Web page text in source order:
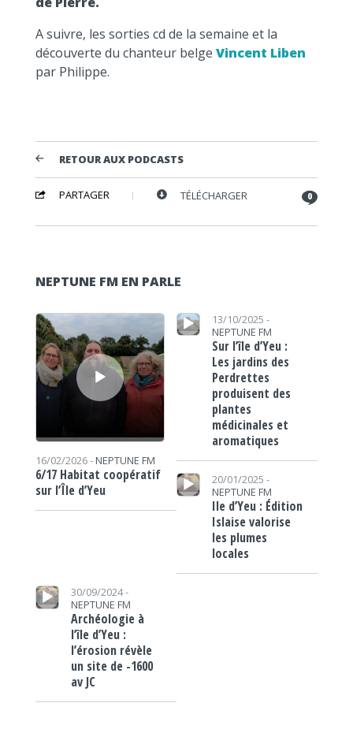
A suivre, les sorties cd de la semaine et la
découverte du chanteur belge Vincent Liben
par Philippe.
RETOUR AUX PODCASTS
PARTAGER TÉLÉCHARGER 0
NEPTUNE FM EN PARLE
Lecteur audio
16/02/2026 - NEPTUNE FM
6/17 Habitat coopératif
sur l’Île d’Yeu
Lecteur audio
13/10/2025 -
NEPTUNE FM
Sur l’île d’Yeu :
Les jardins des
Perdrettes
produisent des
plantes
médicinales et
aromatiques
Lecteur audio
20/01/2025 -
NEPTUNE FM
Ile d’Yeu : Édition
Islaise valorise
les plumes
locales
Lecteur audio
30/09/2024 -
NEPTUNE FM
Archéologie à
l’île d’Yeu :
l’érosion révèle
un site de -1600
av JC